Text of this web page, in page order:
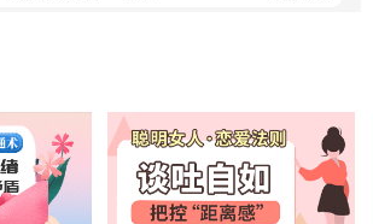
情感方案
北京-朝阳 151****3189
22分钟前
微信用户 巧?媚儿 通过此页面咨询，已获得专属情感
方案